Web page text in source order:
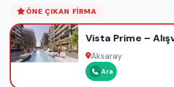
ÖNE ÇIKAN FIRMA
Vista Prime –
– Ofis – Otel –
Aksaray
Ara